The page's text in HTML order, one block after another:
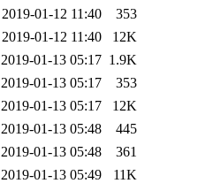
2019-01-12 11:40
353
2019-01-12 11:40
12K
2019-01-13 05:17 1.9K
2019-01-13 05:17
353
2019-01-13 05:17
12K
2019-01-13 05:48
445
2019-01-13 05:48
361
2019-01-13 05:49
11K